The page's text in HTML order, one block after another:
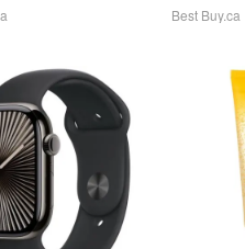
Best Buy.ca